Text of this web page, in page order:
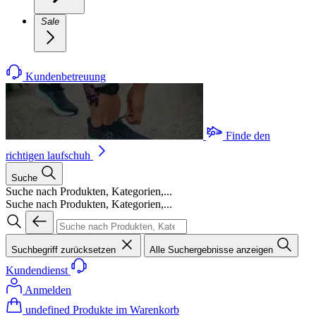
Sale
Kundenbetreuung
Finde den
richtigen laufschuh
Suche
Suche nach Produkten, Kategorien,...
Suche nach Produkten, Kategorien,...
Suchbegriff zurücksetzen Alle Suchergebnisse anzeigen
Kundendienst
Anmelden
undefined Produkte im Warenkorb